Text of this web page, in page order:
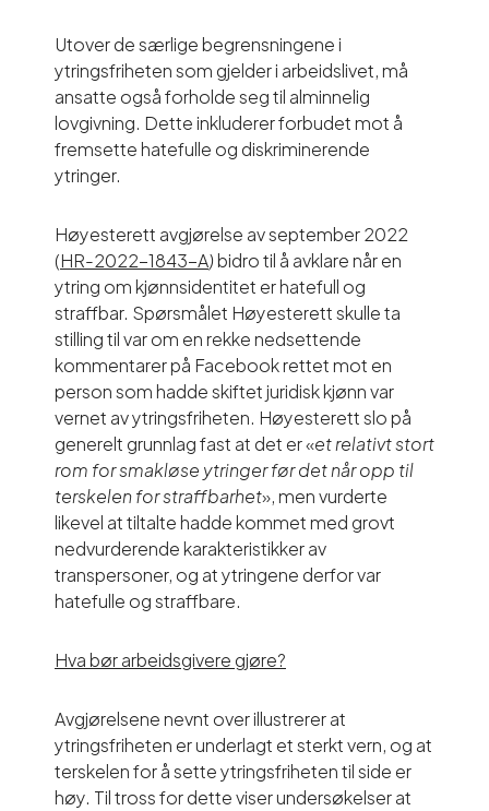
Utover de særlige begrensningene i
ytringsfriheten som gjelder i arbeidslivet, må
ansatte også forholde seg til alminnelig
lovgivning. Dette inkluderer forbudet mot å
fremsette hatefulle og diskriminerende
ytringer.
Høyesterett avgjørelse av september 2022
(HR-2022-1843-A)bidro til å avklare når en
ytring om kjønnsidentitet er hatefull og
straffbar. Spørsmålet Høyesterett skulle ta
stilling til var om en rekke nedsettende
kommentarer på Facebook rettet mot en
person som hadde skiftet juridisk kjønn var
vernet av ytringsfriheten. Høyesterett slo på
generelt grunnlag fast at det er «et relativt stort
rom for smakløse ytringer før det når opp til
terskelen for straffbarhet», men vurderte
likevel at tiltalte hadde kommet med grovt
nedvurderende karakteristikker av
transpersoner, og at ytringene derfor var
hatefulle og straffbare.
Hva bør arbeidsgivere gjøre?
Avgjørelsene nevnt over illustrerer at
ytringsfriheten er underlagt et sterkt vern, og at
terskelen for å sette ytringsfriheten til side er
høy. Til tross for dette viser undersøkelser at